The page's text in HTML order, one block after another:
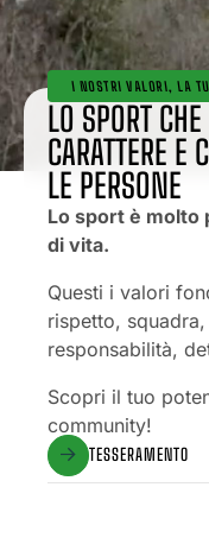
I NOSTRI VALORI, LA
LO SPORT
CARATTERE E
LE PERSONE
Lo sport è molto
di vita.
Questi i valori
rispetto,
responsabilità,
Scopri il tuo
community!
TESSERAMENTO